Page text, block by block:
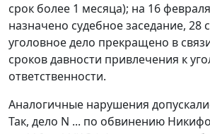
срок более 1 месяца); на 16
назначено судебное заседание, 28
уголовное дело прекращено в
сроков давности привлечения к
ответственности.
Аналогичные нарушения
Так, дело N ... по обвинению